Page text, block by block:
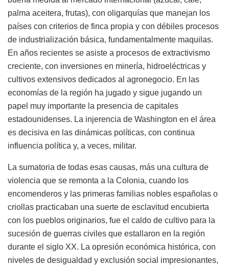
palma aceitera, frutas), con oligarquías que manejan los
países con criterios de finca propia y con débiles procesos
de industrialización básica, fundamentalmente maquilas.
En años recientes se asiste a procesos de extractivismo
creciente, con inversiones en minería, hidroeléctricas y
cultivos extensivos dedicados al agronegocio. En las
economías de la región ha jugado y sigue jugando un
papel muy importante la presencia de capitales
estadounidenses. La injerencia de Washington en el área
es decisiva en las dinámicas políticas, con continua
influencia política y, a veces, militar.
La sumatoria de todas esas causas, más una cultura de
violencia que se remonta a la Colonia, cuando los
encomenderos y las primeras familias nobles españolas o
criollas practicaban una suerte de esclavitud encubierta
con los pueblos originarios, fue el caldo de cultivo para la
sucesión de guerras civiles que estallaron en la región
durante el siglo XX. La opresión económica histórica, con
niveles de desigualdad y exclusión social impresionantes,